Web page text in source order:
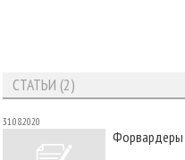
СТАТЬИ (2)
31.08.2020
Форвардеры